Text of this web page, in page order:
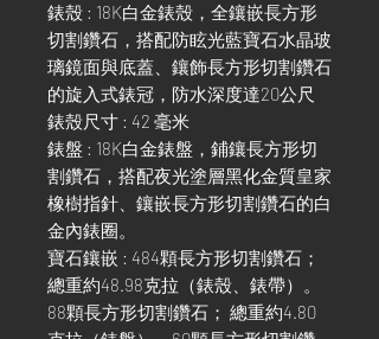
錶殼 : 18K白金錶殼，全鑲嵌長方形
切割鑽石，搭配防眩光藍寶石水晶玻
璃鏡面與底蓋、鑲飾長方形切割鑽石
的旋入式錶冠，防水深度達20公尺
錶殼尺寸 : 42 毫米
錶盤 : 18K白金錶盤，鋪鑲長方形切
割鑽石，搭配夜光塗層黑化金質皇家
橡樹指針、鑲嵌長方形切割鑽石的白
金內錶圈。
寶石鑲嵌 : 484顆長方形切割鑽石；
總重約48.98克拉（錶殼、錶帶）。
88顆長方形切割鑽石； 總重約4.80